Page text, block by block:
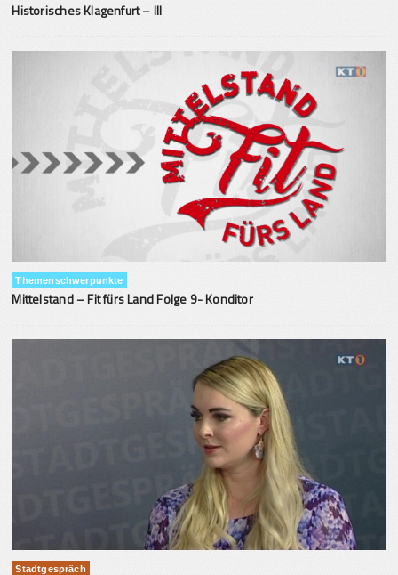
Historisches Klagenfurt – III
Themenschwerpunkte
Mittelstand – Fit fürs Land Folge 9- Konditor
Stadtgespräch